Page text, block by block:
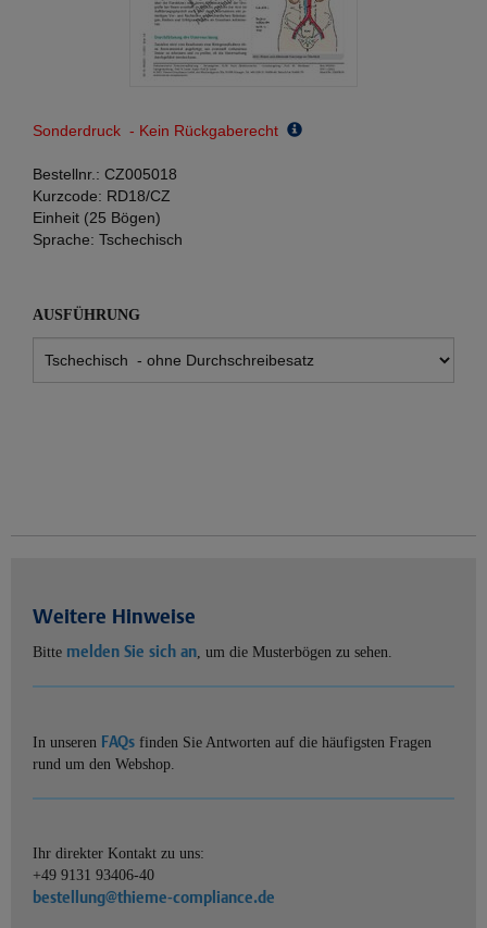
Sonderdruck - Kein Rückgaberecht
Bestellnr.: CZ005018
Kurzcode: RD18/CZ
Einheit (25 Bögen)
Sprache: Tschechisch
AUSFÜHRUNG
Weitere Hinweise
Bitte melden Sie sich an, um die Musterbögen zu sehen.
In unseren FAQs finden Sie Antworten auf die häufigsten Fragen
rund um den Webshop.
Ihr direkter Kontakt zu uns:
+49 9131 93406-40
bestellung@thieme-compliance.de